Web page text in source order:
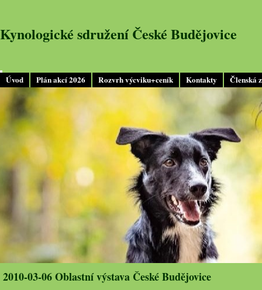
Úvod Plán akcí 2026 Rozvrh výcviku+ceník Kontakty Členská
Kynologické sdružení České Budějovice
2010-03-06 Oblastní výstava České Budějovice